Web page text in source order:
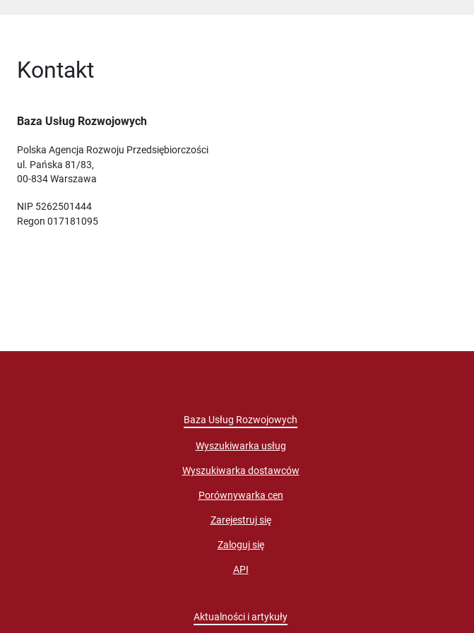
Kontakt
Baza Usług Rozwojowych
Polska Agencja Rozwoju Przedsiębiorczości
ul. Pańska 81/83,
00-834 Warszawa
NIP 5262501444
Regon 017181095
Baza Usług Rozwojowych
Wyszukiwarka usług
Wyszukiwarka dostawców
Porównywarka cen
Zarejestruj się
Zaloguj się
API
Aktualności i artykuły